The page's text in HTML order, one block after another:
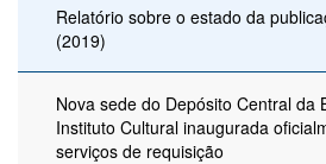
Relatório sobre o estado da
(2019)
Nova sede do Depósito Central da
Instituto Cultural inaugurada
serviços de requisição